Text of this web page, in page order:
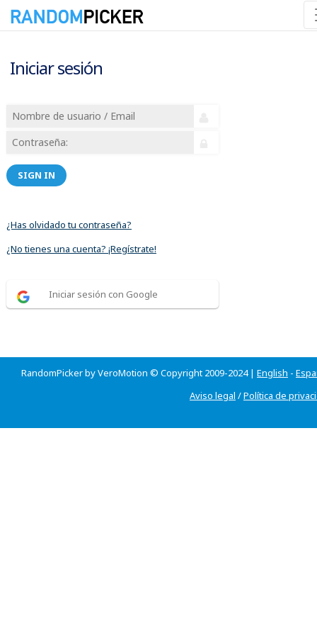
Iniciar sesión
SIGN IN
¿Has olvidado tu contraseña?
¿No tienes una cuenta? ¡Regístrate!
Iniciar sesión con Google
RandomPicker by VeroMotion © Copyright 2009-2024 | English -
Aviso legal /Política de